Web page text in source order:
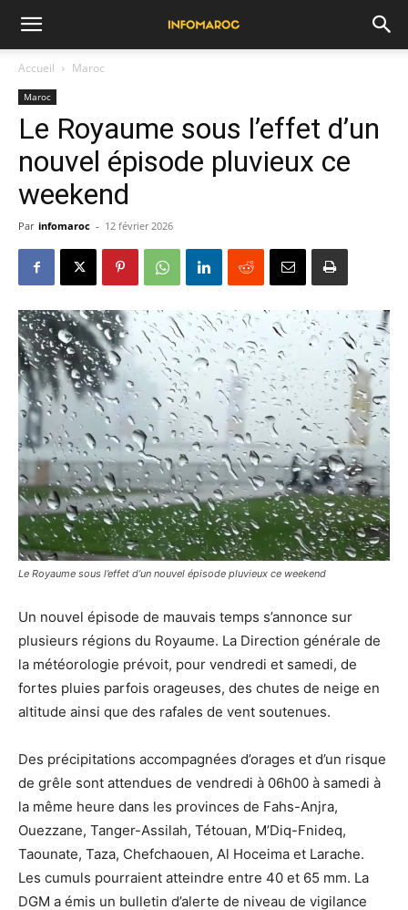
Accueil Maroc
Maroc
Le Royaume sous l’effet d’un
nouvel épisode pluvieux ce
weekend
Par infomaroc - 12 février 2026
Le Royaume sous l’effet d’un nouvel épisode pluvieux ce weekend
Un nouvel épisode de mauvais temps s’annonce sur
plusieurs régions du Royaume. La Direction générale de
la météorologie prévoit, pour vendredi et samedi, de
fortes pluies parfois orageuses, des chutes de neige en
altitude ainsi que des rafales de vent soutenues.
Des précipitations accompagnées d’orages et d’un risque
de grêle sont attendues de vendredi à 06h00 à samedi à
la même heure dans les provinces de Fahs-Anjra,
Ouezzane, Tanger-Assilah, Tétouan, M’Diq-Fnideq,
Taounate, Taza, Chefchaouen, Al Hoceima et Larache.
Les cumuls pourraient atteindre entre 40 et 65 mm. La
DGM a émis un bulletin d’alerte de niveau de vigilance